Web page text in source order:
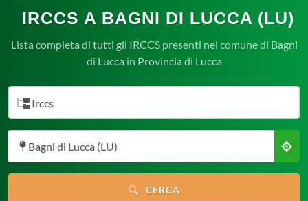
IRCCS A BAGNI DI LUCCA (LU)
Lista completa di tutti gli IRCCS presenti nel comune di Bagni
di Lucca in Provincia di Lucca
Irccs
Bagni di Lucca (LU)
CERCA